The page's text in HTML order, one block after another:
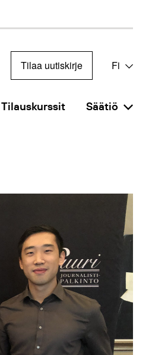
Tilaa uutiskirje Fi
Tilauskurssit Säätiö